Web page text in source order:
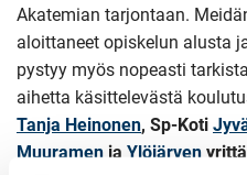
Akatemian tarjontaan.
aloittaneet opiskelun alusta
pystyy myös nopeasti
aihetta käsittelevästä
Tanja Heinonen, Sp-Koti
Muuramen ja Ylöjärven